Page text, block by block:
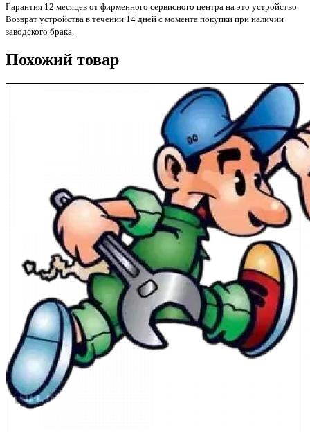
M552
/
P5021cdn/
/
,
Гарантия 12 месяцев от фирменного сервисного центра на это устройство.
Возврат устройства в течении 14 дней с момента покупки при наличии
заводского брака.
Похожий товар